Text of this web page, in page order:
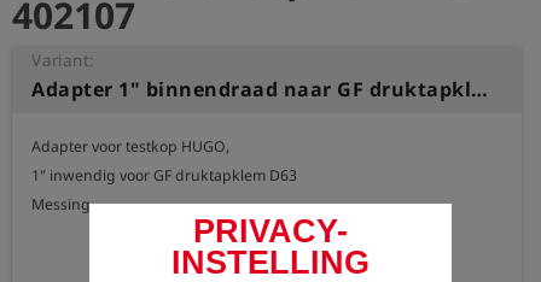
PRIVACY-
INSTELLING
402107
Variant:
Adapter 1" binnendraad naar GF druktapklem D63
Adapter voor testkop HUGO,
1" inwendig voor GF druktapklem D63
Messing